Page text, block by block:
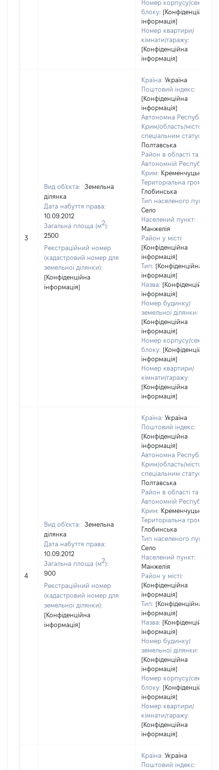
Номер корпусу/секції/
блоку: [Конфіденційна
інформація]
Номер квартири/
кімнати/гаражу:
[Конфіденційна
інформація]
3
Вид об'єкта:
Земельна
ділянка
Дата набуття права:
10.09.2012
Загальна площа (м2):
2500
Реєстраційний номер
(кадастровий номер для
земельної ділянки):
[Конфіденційна
інформація]
Країна: Україна
Поштовий індекс:
[Конфіденційна
інформація]
Автономна Республіка
Крим/область/місто зі
спеціальним статусом:
Полтавська
Район в області та
Автономній Республіці
Крим: Кременчуцький
Територіальна громада:
Глобинська
Тип населеного пункту:
Село
Населений пункт:
Манжелія
Район у місті:
[Конфіденційна
інформація]
Тип: [Конфіденційна
інформація]
Назва: [Конфіденційна
інформація]
Номер будинку/
земельної ділянки:
[Конфіденційна
інформація]
Номер корпусу/секції/
блоку: [Конфіденційна
інформація]
Номер квартири/
кімнати/гаражу:
[Конфіденційна
інформація]
4
Вид об'єкта:
Земельна
ділянка
Дата набуття права:
10.09.2012
Загальна площа (м2):
900
Реєстраційний номер
(кадастровий номер для
земельної ділянки):
[Конфіденційна
інформація]
Країна: Україна
Поштовий індекс:
[Конфіденційна
інформація]
Автономна Республіка
Крим/область/місто зі
спеціальним статусом:
Полтавська
Район в області та
Автономній Республіці
Крим: Кременчуцький
Територіальна громада:
Глобинська
Тип населеного пункту:
Село
Населений пункт:
Манжелія
Район у місті:
[Конфіденційна
інформація]
Тип: [Конфіденційна
інформація]
Назва: [Конфіденційна
інформація]
Номер будинку/
земельної ділянки:
[Конфіденційна
інформація]
Номер корпусу/секції/
блоку: [Конфіденційна
інформація]
Номер квартири/
кімнати/гаражу:
[Конфіденційна
інформація]
Країна: Україна
Поштовий індекс: